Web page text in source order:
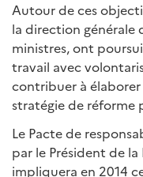
Autour de ces
la direction générale
ministres, ont
travail avec
contribuer à
stratégie de réforme
Le Pacte de
par le Président de
impliquera en 2014